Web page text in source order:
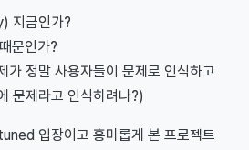
지금인가?
문인가?
가 정말 사용자들이 문제로 인식하고
문제라고 인식하려나?)
입장이고 흥미롭게 본 프로젝트